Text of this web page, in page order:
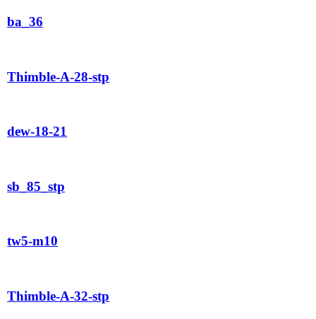
ba_36
Thimble-A-28-stp
dew-18-21
sb_85_stp
tw5-m10
Thimble-A-32-stp